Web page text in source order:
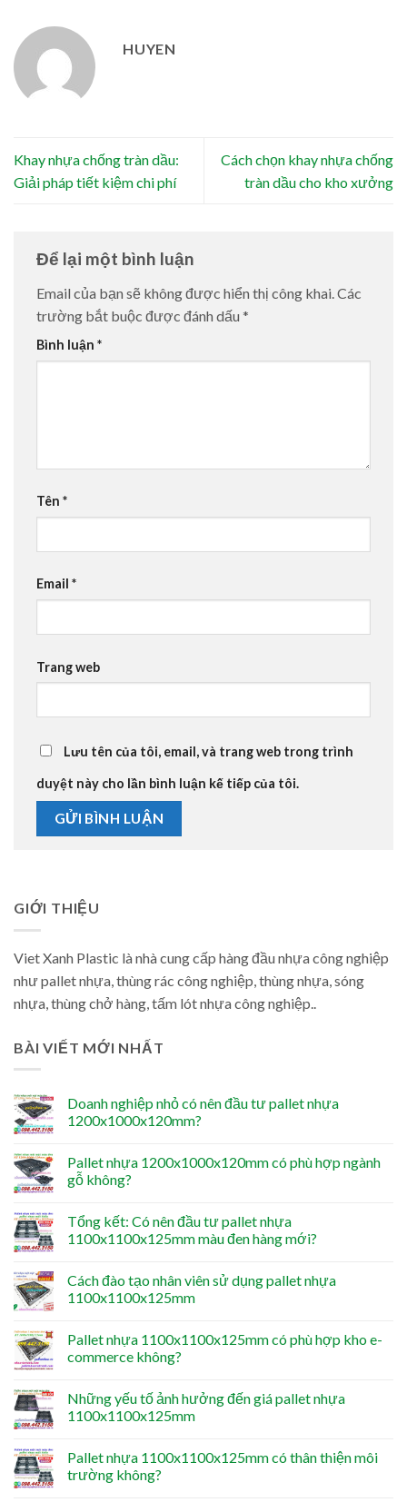
HUYEN
Khay nhựa chống tràn dầu:
Giải pháp tiết kiệm chi phí
Cách chọn khay nhựa chống
tràn dầu cho kho xưởng
Để lại một bình luận
Email của bạn sẽ không được hiển thị công khai.Các
trường bắt buộc được đánh dấu *
Bình luận *
Tên *
Email *
Trang web
Lưu tên của tôi, email, và trang web trong trình
duyệt này cho lần bình luận kế tiếp của tôi.
GIỚI THIỆU
Viet Xanh Plastic là nhà cung cấp hàng đầu nhựa công nghiệp
như pallet nhựa, thùng rác công nghiệp, thùng nhựa, sóng
nhựa, thùng chở hàng, tấm lót nhựa công nghiệp..
BÀI VIẾT MỚI NHẤT
Doanh nghiệp nhỏ có nên đầu tư pallet nhựa
1200x1000x120mm?
Pallet nhựa 1200x1000x120mm có phù hợp ngành
gỗ không?
Tổng kết: Có nên đầu tư pallet nhựa
1100x1100x125mm màu đen hàng mới?
Cách đào tạo nhân viên sử dụng pallet nhựa
1100x1100x125mm
Pallet nhựa 1100x1100x125mm có phù hợp kho e-
commerce không?
Những yếu tố ảnh hưởng đến giá pallet nhựa
1100x1100x125mm
Pallet nhựa 1100x1100x125mm có thân thiện môi
trường không?